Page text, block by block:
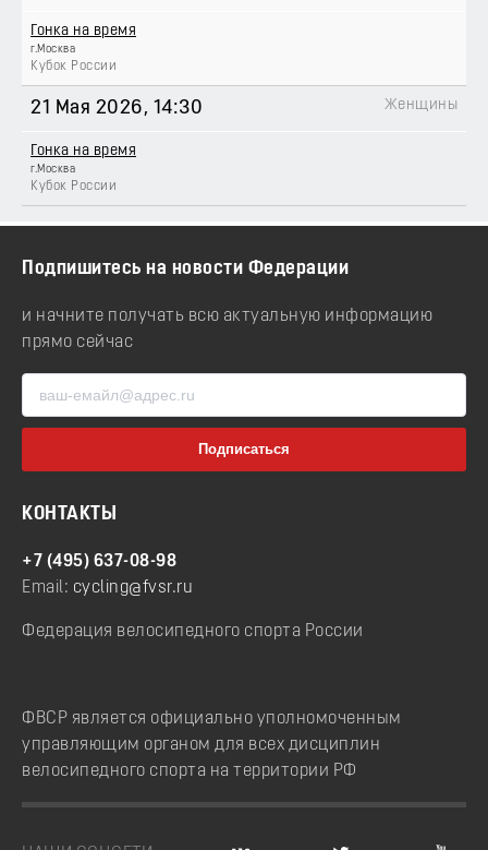
Гонка на время
г.Москва
Кубок России
21 Мая 2026, 14:30
Гонка на время
г.Москва
Кубок России
Женщины
Подпишитесь на новости Федерации
и начните получать всю актуальную информацию
прямо сейчас
КОНТАКТЫ
+7 (495) 637-08-98
Email: cycling@fvsr.ru
Федерация велосипедного спорта России
ФВСР является официально уполномоченным
управляющим органом для всех дисциплин
велосипедного спорта на территории РФ